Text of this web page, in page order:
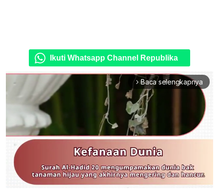
Ikuti Whatsapp Channel Republika
arrow_forward_ios Baca selengkapnya